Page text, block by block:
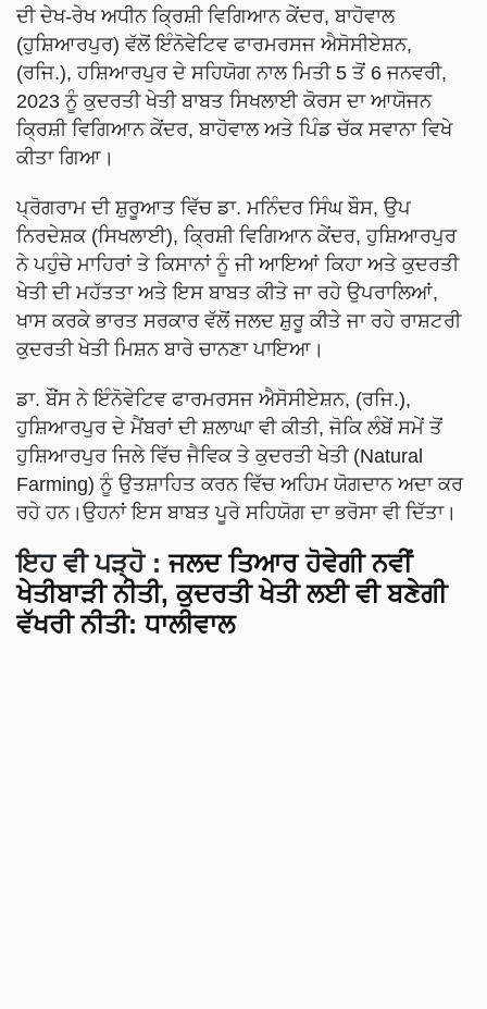
ਦੀ ਦੇਖ-ਰੇਖ ਅਧੀਨ ਕ੍ਰਿਸ਼ੀ ਵਿਗਿਆਨ ਕੇਂਦਰ, ਬਾਹੋਵਾਲ
(ਹੁਸ਼ਿਆਰਪੁਰ) ਵੱਲੋਂ ਇੰਨੋਵੇਟਿਵ ਫਾਰਮਰਸਜ ਐਸੋਸੀਏਸ਼ਨ,
(ਰਜਿ.), ਹਸ਼ਿਆਰਪੁਰ ਦੇ ਸਹਿਯੋਗ ਨਾਲ ਮਿਤੀ 5 ਤੋਂ 6 ਜਨਵਰੀ,
2023 ਨੂੰ ਕੁਦਰਤੀ ਖੇਤੀ ਬਾਬਤ ਸਿਖਲਾਈ ਕੋਰਸ ਦਾ ਆਯੋਜਨ
ਕ੍ਰਿਸ਼ੀ ਵਿਗਿਆਨ ਕੇਂਦਰ, ਬਾਹੋਵਾਲ ਅਤੇ ਪਿੰਡ ਚੱਕ ਸਵਾਨਾ ਵਿਖੇ
ਕੀਤਾ ਗਿਆ।
ਪ੍ਰੋਗਰਾਮ ਦੀ ਸ਼ੁਰੂਆਤ ਵਿੱਚ ਡਾ. ਮਨਿੰਦਰ ਸਿੰਘ ਬੌਸ, ਉਪ
ਨਿਰਦੇਸ਼ਕ (ਸਿਖਲਾਈ), ਕ੍ਰਿਸ਼ੀ ਵਿਗਿਆਨ ਕੇਂਦਰ, ਹੁਸ਼ਿਆਰਪੁਰ
ਨੇ ਪਹੁੰਚੇ ਮਾਹਿਰਾਂ ਤੇ ਕਿਸਾਨਾਂ ਨੂੰ ਜੀ ਆਇਆਂ ਕਿਹਾ ਅਤੇ ਕੁਦਰਤੀ
ਖੇਤੀ ਦੀ ਮਹੱਤਤਾ ਅਤੇ ਇਸ ਬਾਬਤ ਕੀਤੇ ਜਾ ਰਹੇ ਉਪਰਾਲਿਆਂ,
ਖਾਸ ਕਰਕੇ ਭਾਰਤ ਸਰਕਾਰ ਵੱਲੋਂ ਜਲਦ ਸ਼ੁਰੂ ਕੀਤੇ ਜਾ ਰਹੇ ਰਾਸ਼ਟਰੀ
ਕੁਦਰਤੀ ਖੇਤੀ ਮਿਸ਼ਨ ਬਾਰੇ ਚਾਨਣਾ ਪਾਇਆ।
ਡਾ. ਬੌਂਸ ਨੇ ਇੰਨੋਵੇਟਿਵ ਫਾਰਮਰਸਜ ਐਸੋਸੀਏਸ਼ਨ, (ਰਜਿ.),
ਹੁਸ਼ਿਆਰਪੁਰ ਦੇ ਮੈਂਬਰਾਂ ਦੀ ਸ਼ਲਾਘਾ ਵੀ ਕੀਤੀ, ਜੋਕਿ ਲੰਬੇਂ ਸਮੇਂ ਤੋਂ
ਹੁਸ਼ਿਆਰਪੁਰ ਜਿਲੇ ਵਿੱਚ ਜੈਵਿਕ ਤੇ ਕੁਦਰਤੀ ਖੇਤੀ (Natural
Farming) ਨੂੰ ਉਤਸ਼ਾਹਿਤ ਕਰਨ ਵਿੱਚ ਅਹਿਮ ਯੋਗਦਾਨ ਅਦਾ ਕਰ
ਰਹੇ ਹਨ।ਉਹਨਾਂ ਇਸ ਬਾਬਤ ਪੂਰੇ ਸਹਿਯੋਗ ਦਾ ਭਰੋਸਾ ਵੀ ਦਿੱਤਾ।
ਇਹ ਵੀ ਪੜ੍ਹੋ : ਜਲਦ ਤਿਆਰ ਹੋਵੇਗੀ ਨਵੀਂ
ਖੇਤੀਬਾੜੀ ਨੀਤੀ, ਕੁਦਰਤੀ ਖੇਤੀ ਲਈ ਵੀ ਬਣੇਗੀ
ਵੱਖਰੀ ਨੀਤੀ: ਧਾਲੀਵਾਲ